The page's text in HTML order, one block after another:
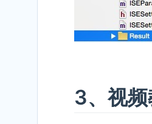
3、视